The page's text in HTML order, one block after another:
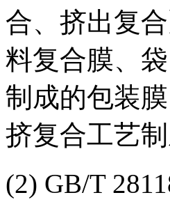
合、挤出复
料复合膜、
制成的包装
挤复合工艺
(2) GB/T